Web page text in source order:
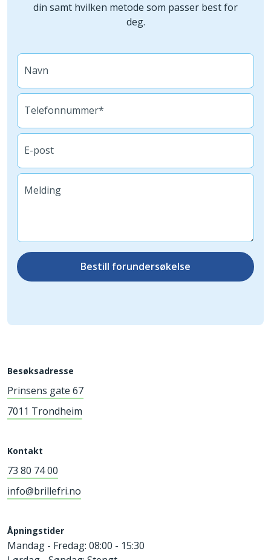
din samt hvilken metode som passer best for
deg.
Navn
Telefonnummer*
E-post
Melding
Bestill forundersøkelse
Besøksadresse
Prinsens gate 67
7011 Trondheim
Kontakt
73 80 74 00
info@brillefri.no
Åpningstider
Mandag - Fredag: 08:00 - 15:30